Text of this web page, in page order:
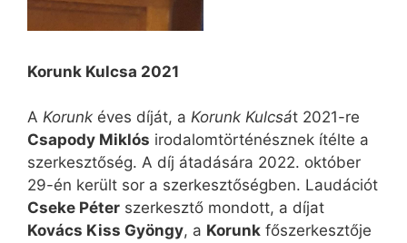
Korunk Kulcsa 2021
A Korunk éves díját, a Korunk Kulcsát 2021-re
Csapody Miklós irodalomtörténésznek ítélte a
szerkesztőség. A díj átadására 2022. október
29-én került sor a szerkesztőségben. Laudációt
Cseke Péter szerkesztő mondott, a díjat
Kovács Kiss Gyöngy, a Korunk főszerkesztője